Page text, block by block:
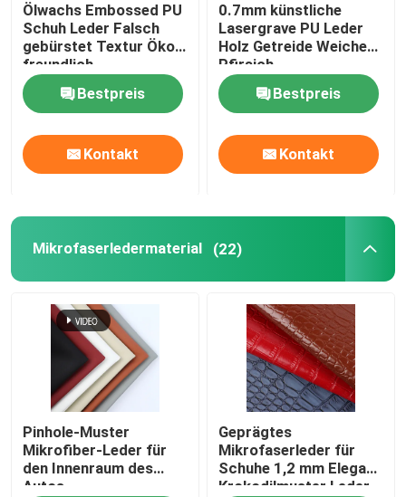
Ölwachs Embossed PU
Schuh Leder Falsch
gebürstet Textur Öko-
freundlich
Bestpreis
Kontakt
0.7mm künstliche
Lasergrave PU Leder
Holz Getreide Weiches
Pfirsich
Bestpreis
Kontakt
Mikrofaserledermaterial (22)
Pinhole-Muster
Mikrofiber-Leder für
den Innenraum des
Autos
Geprägtes
Mikrofaserleder für
Schuhe 1,2 mm Eleganz
Krokodilmuster Leder